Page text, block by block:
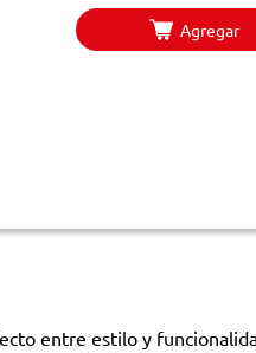
Agregar
entre estilo y